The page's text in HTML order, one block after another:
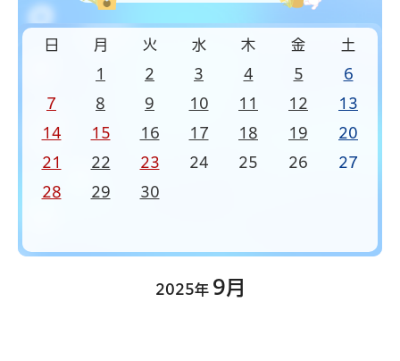
日 月 火 水 木 金 土
1 2 3 4 5 6
7 8 9 10 11 12 13
14 15 16 17 18 19 20
21 22 23 24 25 26 27
28 29 30
2025年 9月